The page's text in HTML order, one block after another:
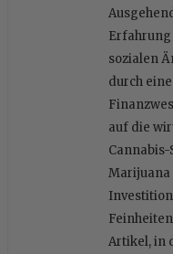
Erfahrung
sozialen
durch
auf die
Marijuana
Artikel, in